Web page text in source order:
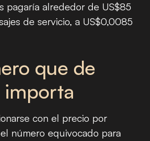
pagaría alrededor de US$85
de servicio, a US$0,0085
que de
importa
con el precio por
número equivocado para